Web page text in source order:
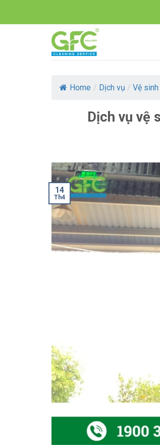
Home / Dịch vụ / Vệ
Dịch vụ vệ
14
Th4